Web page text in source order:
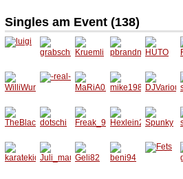
Singles am Event (138)
luigi
grabsc
hmayr
Kruemli
pbrand
ner
HUTO
WilliWu
rm
-real-
MaRiA0
202
mike19
82
DJVario
us
TheBla
ckDahli
aMurde
dotschi
Freak_
99
Hexlein
27
Spunky